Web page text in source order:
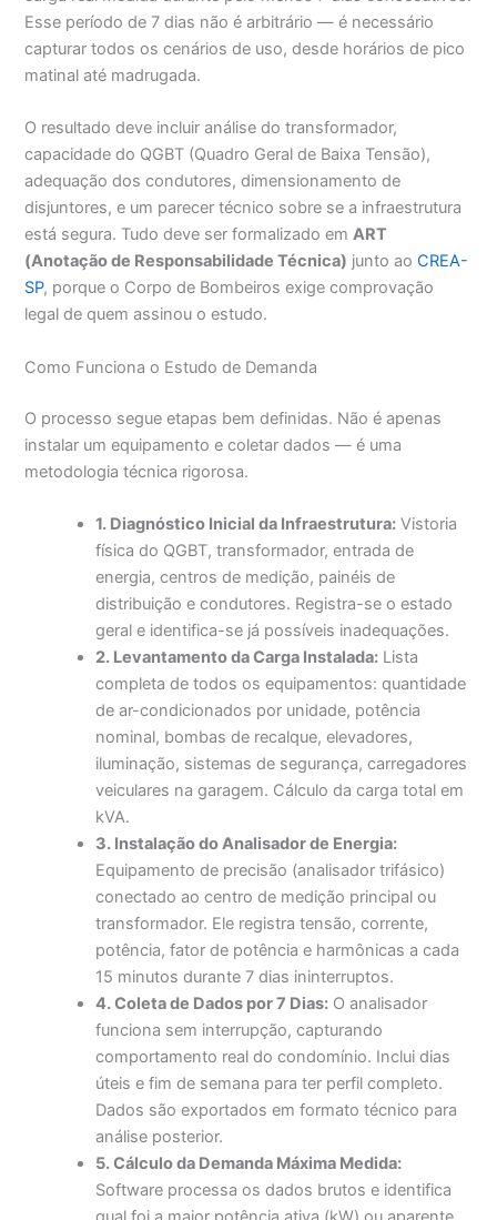
Esse período de 7 dias não é arbitrário — é necessário
capturar todos os cenários de uso, desde horários de pico
matinal até madrugada.
O resultado deve incluir análise do transformador,
capacidade do QGBT (Quadro Geral de Baixa Tensão),
adequação dos condutores, dimensionamento de
disjuntores, e um parecer técnico sobre se a infraestrutura
está segura. Tudo deve ser formalizado emART
(Anotação de Responsabilidade Técnica) junto aoCREA-
SP, porque o Corpo de Bombeiros exige comprovação
legal de quem assinou o estudo.
Como Funciona o Estudo de Demanda
O processo segue etapas bem definidas. Não é apenas
instalar um equipamento e coletar dados — é uma
metodologia técnica rigorosa.
1. Diagnóstico Inicial da Infraestrutura: Vistoria
física do QGBT, transformador, entrada de
energia, centros de medição, painéis de
distribuição e condutores. Registra-se o estado
geral e identifica-se já possíveis inadequações.
2. Levantamento da Carga Instalada: Lista
completa de todos os equipamentos: quantidade
de ar-condicionados por unidade, potência
nominal, bombas de recalque, elevadores,
iluminação, sistemas de segurança, carregadores
veiculares na garagem. Cálculo da carga total em
kVA.
3. Instalação do Analisador de Energia:
Equipamento de precisão (analisador trifásico)
conectado ao centro de medição principal ou
transformador. Ele registra tensão, corrente,
potência, fator de potência e harmônicas a cada
15 minutos durante 7 dias ininterruptos.
4. Coleta de Dados por 7 Dias: O analisador
funciona sem interrupção, capturando
comportamento real do condomínio. Inclui dias
úteis e fim de semana para ter perfil completo.
Dados são exportados em formato técnico para
análise posterior.
5. Cálculo da Demanda Máxima Medida:
Software processa os dados brutos e identifica